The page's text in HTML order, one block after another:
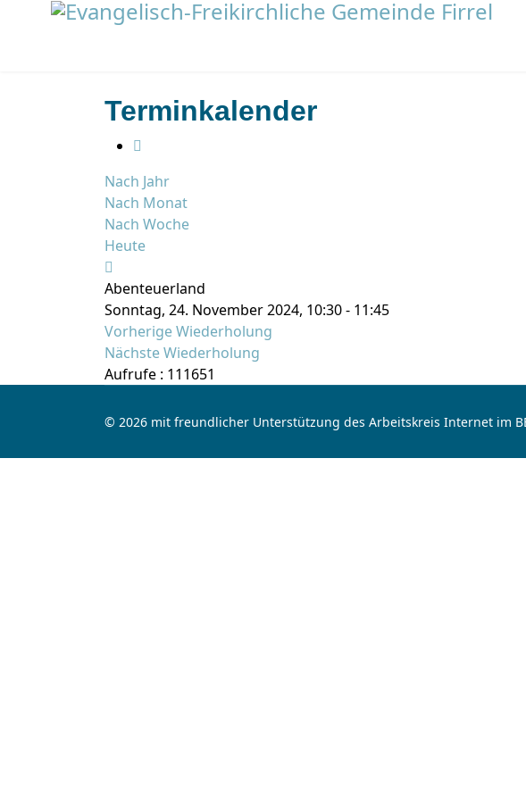
Terminkalender
Nach Jahr
Nach Monat
Nach Woche
Heute
Abenteuerland
Sonntag, 24. November 2024, 10:30 - 11:45
Vorherige Wiederholung
Nächste Wiederholung
Aufrufe : 111651
© 2026 mit freundlicher Unterstützung des Arbeitskreis Internet im